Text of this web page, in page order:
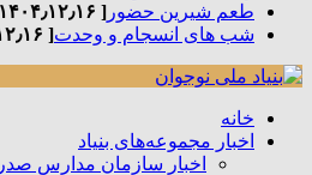
طعم شیرین حضور [ ۱۴۰۴٫۱۲٫۱۶ ]
شب های انسجام و وحدت[ ۱۴۰۴٫۱۲٫۱۶ ]
خانه
اخبار مجموعه‌های بنیاد
اخبار سازمان مدارس صدرا